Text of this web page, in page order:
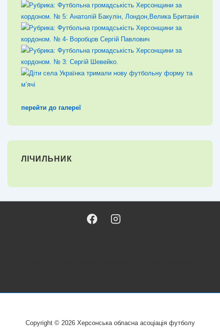
перейти до галереї
ЛІЧИЛЬНИК
Copyright © 2026 Херсонська обласна асоціація футболу